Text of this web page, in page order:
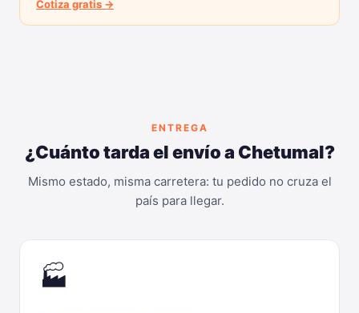
Cotiza gratis →
ENTREGA
¿Cuánto tarda el envío a Chetumal?
Mismo estado, misma carretera: tu pedido no cruza el
país para llegar.
🏭